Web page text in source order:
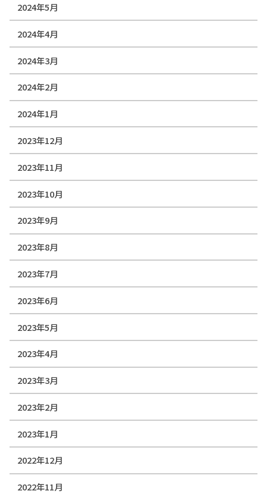
2024年5月
2024年4月
2024年3月
2024年2月
2024年1月
2023年12月
2023年11月
2023年10月
2023年9月
2023年8月
2023年7月
2023年6月
2023年5月
2023年4月
2023年3月
2023年2月
2023年1月
2022年12月
2022年11月